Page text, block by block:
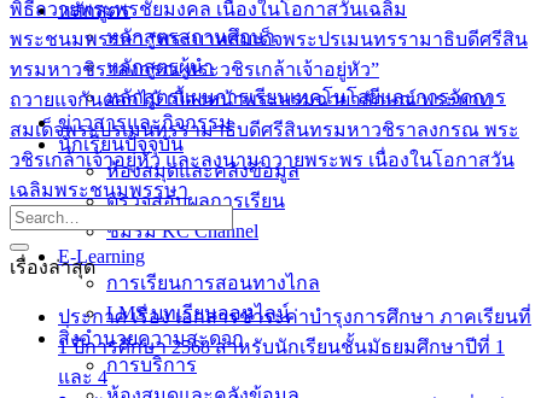
หลักสูตร
หลักสูตรสถานศึกษา
หลักสูตรผู้นำ
หลักสูตรแผนการเรียนเทคโนโลยีและการจัดการ
ข่าวสารและกิจกรรม
นักเรียนปัจจุบัน
ห้องสมุดและคลังข้อมูล
ตรวจสอบผลการเรียน
ชมรม KC Channel
E-Learning
การเรียนการสอนทางไกล
LMS บทเรียนออนไลน์
สิ่งอำนวยความสะดวก
การบริการ
พิธีถวายพระพรชัยมงคล เนื่องในโอกาสวันเฉลิม
พระชนมพรรษา “พระบาทสมเด็จพระปรเมนทรรามาธิบดีศรีสิน
ทรมหาวชิราลงกรณ พระวชิรเกล้าเจ้าอยู่หัว”
ถวายแจกันดอกไม้ เบื้องหน้าพระบรมฉายาลักษณ์ พระบาท
สมเด็จพระปรเมนทรรามาธิบดีศรีสินทรมหาวชิราลงกรณ พระ
วชิรเกล้าเจ้าอยู่หัว และลงนามถวายพระพร เนื่องในโอกาสวัน
เฉลิมพระชนมพรรษา
เรื่องล่าสุด
ประกาศ เรื่อง เอกสารชำระค่าบำรุงการศึกษา ภาคเรียนที่
1 ปีการศึกษา 2568 สำหรับนักเรียนชั้นมัธยมศึกษาปีที่ 1
และ 4